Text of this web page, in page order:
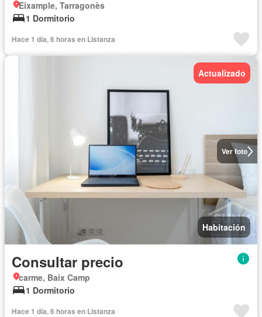
Eixample, Tarragonès
1 Dormitorio
Hace 1 día, 6 horas en Listanza
Ver foto
Actualizado
Habitación
Consultar precio
carme, Baix Camp
1 Dormitorio
Hace 1 día, 6 horas en Listanza